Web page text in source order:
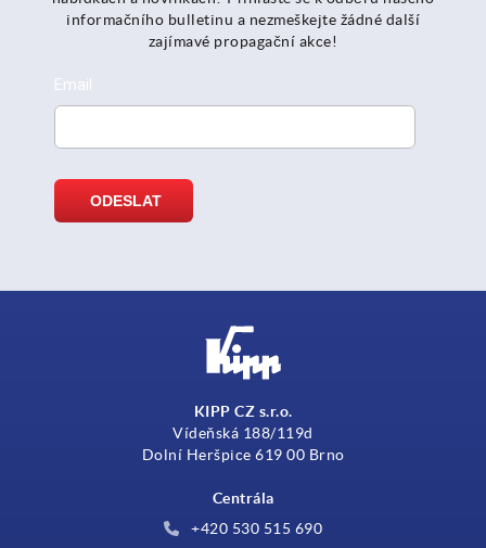
informačního bulletinu a nezmeškejte žádné další
zajímavé propagační akce!
KIPP CZ s.r.o.
Vídeňská 188/119d
Dolní Heršpice 619 00 Brno
Centrála
+420 530 515 690